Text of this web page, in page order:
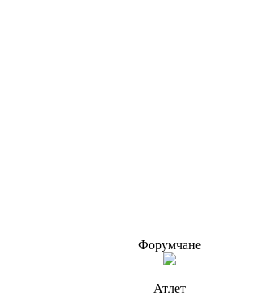
Форумчане
Атлет